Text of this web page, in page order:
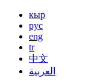
кыр
рус
eng
tr
中文
العربية